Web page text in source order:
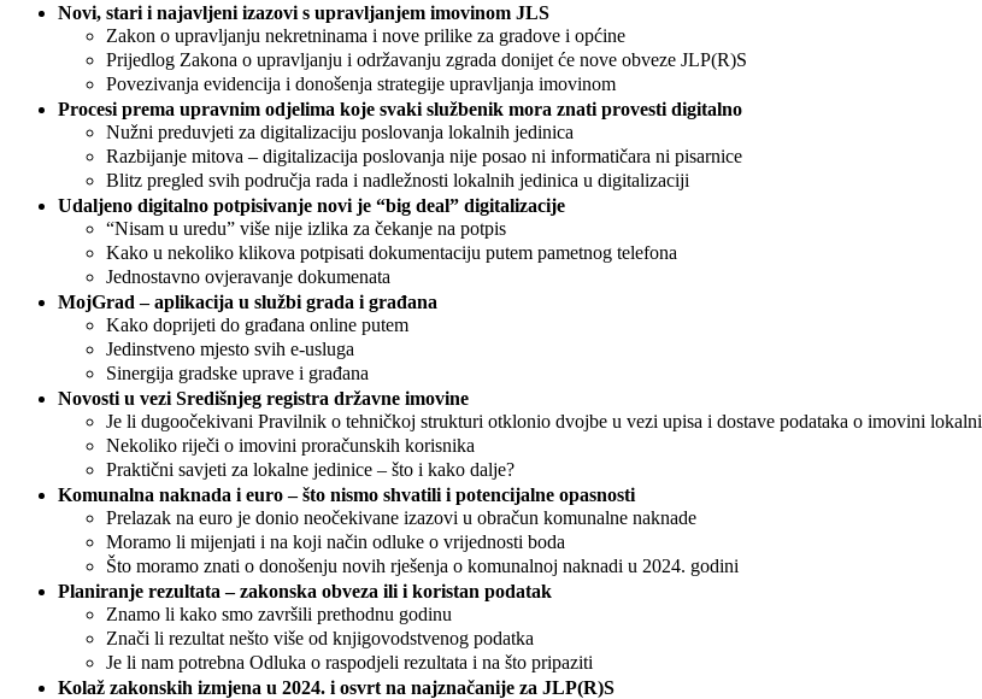
Novi, stari i najavljeni izazovi s upravljanjem imovinom JLS
Zakon o upravljanju nekretninama i nove prilike za gradove i općine
Prijedlog Zakona o upravljanju i održavanju zgrada donijet će nove obveze JLP(R)S
Povezivanja evidencija i donošenja strategije upravljanja imovinom
Procesi prema upravnim odjelima koje svaki službenik mora znati provesti digitalno
Nužni preduvjeti za digitalizaciju poslovanja lokalnih jedinica
Razbijanje mitova – digitalizacija poslovanja nije posao ni informatičara ni pisarnice
Blitz pregled svih područja rada i nadležnosti lokalnih jedinica u digitalizaciji
Udaljeno digitalno potpisivanje novi je “big deal” digitalizacije
“Nisam u uredu” više nije izlika za čekanje na potpis
Kako u nekoliko klikova potpisati dokumentaciju putem pametnog telefona
Jednostavno ovjeravanje dokumenata
MojGrad – aplikacija u službi grada i građana
Kako doprijeti do građana online putem
Jedinstveno mjesto svih e-usluga
Sinergija gradske uprave i građana
Novosti u vezi Središnjeg registra državne imovine
Je li dugoočekivani Pravilnik o tehničkoj strukturi otklonio dvojbe u vezi upisa i dostave podataka o imovini
Nekoliko riječi o imovini proračunskih korisnika
Praktični savjeti za lokalne jedinice – što i kako dalje?
Komunalna naknada i euro – što nismo shvatili i potencijalne opasnosti
Prelazak na euro je donio neočekivane izazovi u obračun komunalne naknade
Moramo li mijenjati i na koji način odluke o vrijednosti boda
Što moramo znati o donošenju novih rješenja o komunalnoj naknadi u 2024. godini
Planiranje rezultata – zakonska obveza ili i koristan podatak
Znamo li kako smo završili prethodnu godinu
Znači li rezultat nešto više od knjigovodstvenog podatka
Je li nam potrebna Odluka o raspodjeli rezultata i na što pripaziti
Kolaž zakonskih izmjena u 2024. i osvrt na najznačanije za JLP(R)S